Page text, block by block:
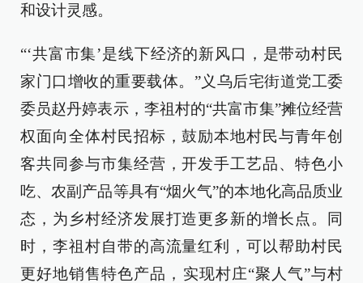
和设计灵感。
“‘共富市集’是线下经济的新风口，是带动村民
家门口增收的重要载体。”义乌后宅街道党工委
委员赵丹婷表示，李祖村的“共富市集”摊位经营
权面向全体村民招标，鼓励本地村民与青年创
客共同参与市集经营，开发手工艺品、特色小
吃、农副产品等具有“烟火气”的本地化高品质业
态，为乡村经济发展打造更多新的增长点。同
时，李祖村自带的高流量红利，可以帮助村民
更好地销售特色产品，实现村庄“聚人气”与村